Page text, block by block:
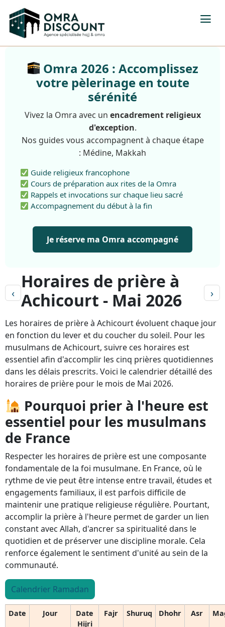
Omra 2026 : Accomplissez
votre pèlerinage en toute
sérénité
Vivez la Omra avec un encadrement religieux
d'exception.
Nos guides vous accompagnent à chaque étape
: Médine, Makkah
Guide religieux francophone
Cours de préparation aux rites de la Omra
Rappels et invocations sur chaque lieu sacré
Accompagnement du début à la fin
Je réserve ma Omra accompagné
‹
Horaires de prière à
Achicourt - Mai 2026
›
Les horaires de prière à Achicourt évoluent chaque jour
en fonction du lever et du coucher du soleil. Pour les
musulmans de Achicourt, suivre ces horaires est
essentiel afin d'accomplir les cinq prières quotidiennes
dans les délais prescrits. Voici le calendrier détaillé des
horaires de prière pour le mois de Mai 2026.
Pourquoi prier à l'heure est
essentiel pour les musulmans
de France
Respecter les horaires de prière est une composante
fondamentale de la foi musulmane. En France, où le
rythme de vie peut être intense entre travail, études et
engagements familiaux, il est parfois difficile de
maintenir une pratique religieuse régulière. Pourtant,
accomplir la prière à l'heure permet de garder un lien
constant avec Allah, d'ancrer sa spiritualité dans le
quotidien et de préserver une discipline morale. Cela
renforce également le sentiment d'unité au sein de la
communauté.
Calendrier Ramadan
Date Jour
Date
Hijri
Fajr Shuruq Dhohr Asr